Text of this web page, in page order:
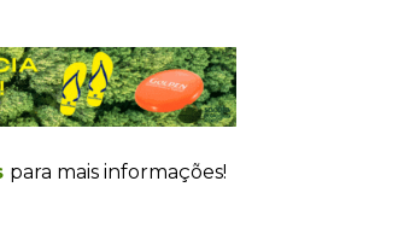
para mais informações!